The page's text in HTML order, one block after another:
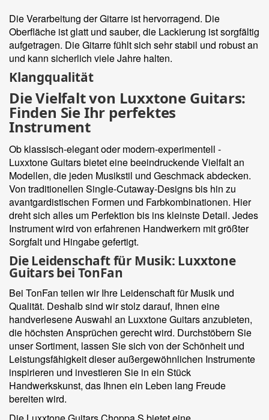
Die Verarbeitung der Gitarre ist hervorragend. Die
Oberfläche ist glatt und sauber, die Lackierung ist sorgfältig
aufgetragen. Die Gitarre fühlt sich sehr stabil und robust an
und kann sicherlich viele Jahre halten.
Klangqualität
Die Vielfalt von Luxxtone Guitars:
Finden Sie Ihr perfektes
Instrument
Ob klassisch-elegant oder modern-experimentell -
Luxxtone Guitars bietet eine beeindruckende Vielfalt an
Modellen, die jeden Musikstil und Geschmack abdecken.
Von traditionellen Single-Cutaway-Designs bis hin zu
avantgardistischen Formen und Farbkombinationen. Hier
dreht sich alles um Perfektion bis ins kleinste Detail. Jedes
Instrument wird von erfahrenen Handwerkern mit größter
Sorgfalt und Hingabe gefertigt.
Die Leidenschaft für Musik: Luxxtone
Guitars bei TonFan
Bei TonFan teilen wir Ihre Leidenschaft für Musik und
Qualität. Deshalb sind wir stolz darauf, Ihnen eine
handverlesene Auswahl an Luxxtone Guitars anzubieten,
die höchsten Ansprüchen gerecht wird. Durchstöbern Sie
unser Sortiment, lassen Sie sich von der Schönheit und
Leistungsfähigkeit dieser außergewöhnlichen Instrumente
inspirieren und investieren Sie in ein Stück
Handwerkskunst, das Ihnen ein Leben lang Freude
bereiten wird.